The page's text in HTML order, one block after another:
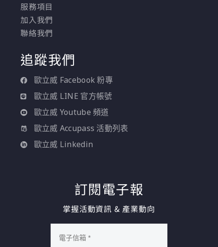
服務項目
加入我們
聯絡我們
追蹤我們
歐立威 Facebook 粉專
歐立威 LINE 官方帳號
歐立威 Youtube 頻道
歐立威 Accupass 活動列表
歐立威 Linkedin
訂閱電子報
掌握活動資訊 & 產業動向